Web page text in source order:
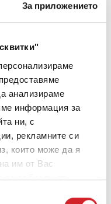
За приложението
анализираме
информация за
ни, с
рекламните си
които може да я
им от Вас
са събрали от